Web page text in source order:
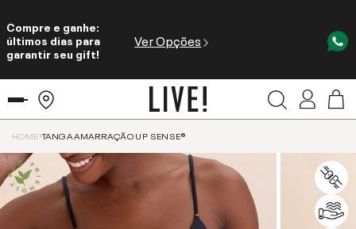
Compre e ganhe:
últimos dias para
garantir seu gift!
Ver Opções
HOME TANGA AMARRAÇÃO UP SENSE®